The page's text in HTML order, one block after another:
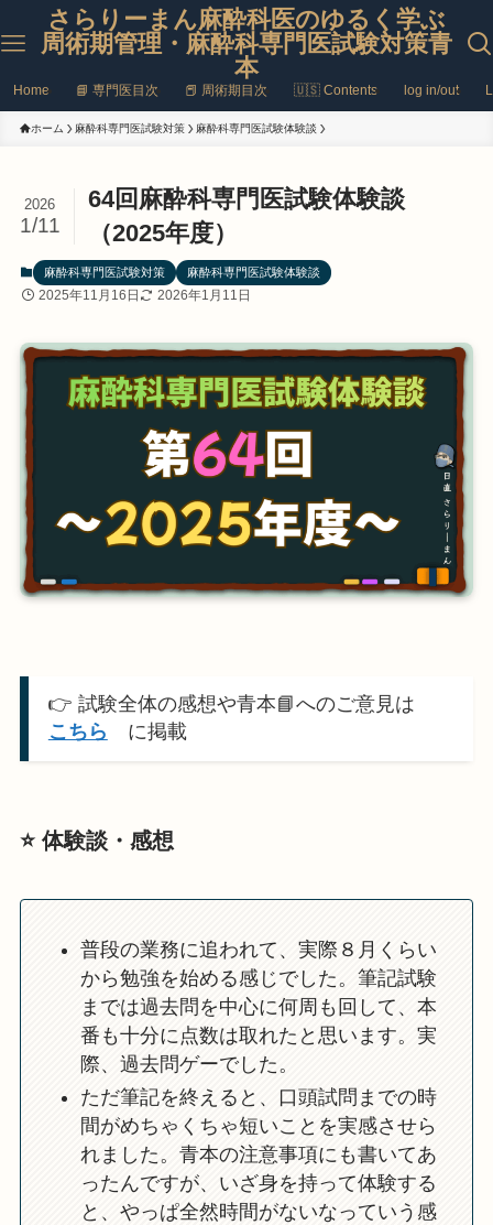
さらりーまん麻酔科医のゆるく学ぶ
周術期管理・麻酔科専門医試験対策青
本
Home 📘 専門医目次 📕 周術期目次 🇺🇸 Contents log in/out
ホーム 麻酔科専門医試験対策 麻酔科専門医試験体験談
64回麻酔科専門医試験体験談
（2025年度）
2026
1/11
麻酔科専門医試験対策 麻酔科専門医試験体験談
2025年11月16日 2026年1月11日
👉 試験全体の感想や青本📘へのご意見は
こちら に掲載
⭐️ 体験談・感想
普段の業務に追われて、実際８月くらい
から勉強を始める感じでした。筆記試験
までは過去問を中心に何周も回して、本
番も十分に点数は取れたと思います。実
際、過去問ゲーでした。
ただ筆記を終えると、口頭試問までの時
間がめちゃくちゃ短いことを実感させら
れました。青本の注意事項にも書いてあ
ったんですが、いざ身を持って体験する
と、やっぱ全然時間がないなっていう感